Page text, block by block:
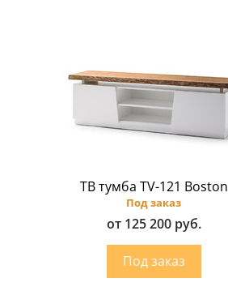
ТВ тумба TV-121 Boston
Под заказ
от 125 200 руб.